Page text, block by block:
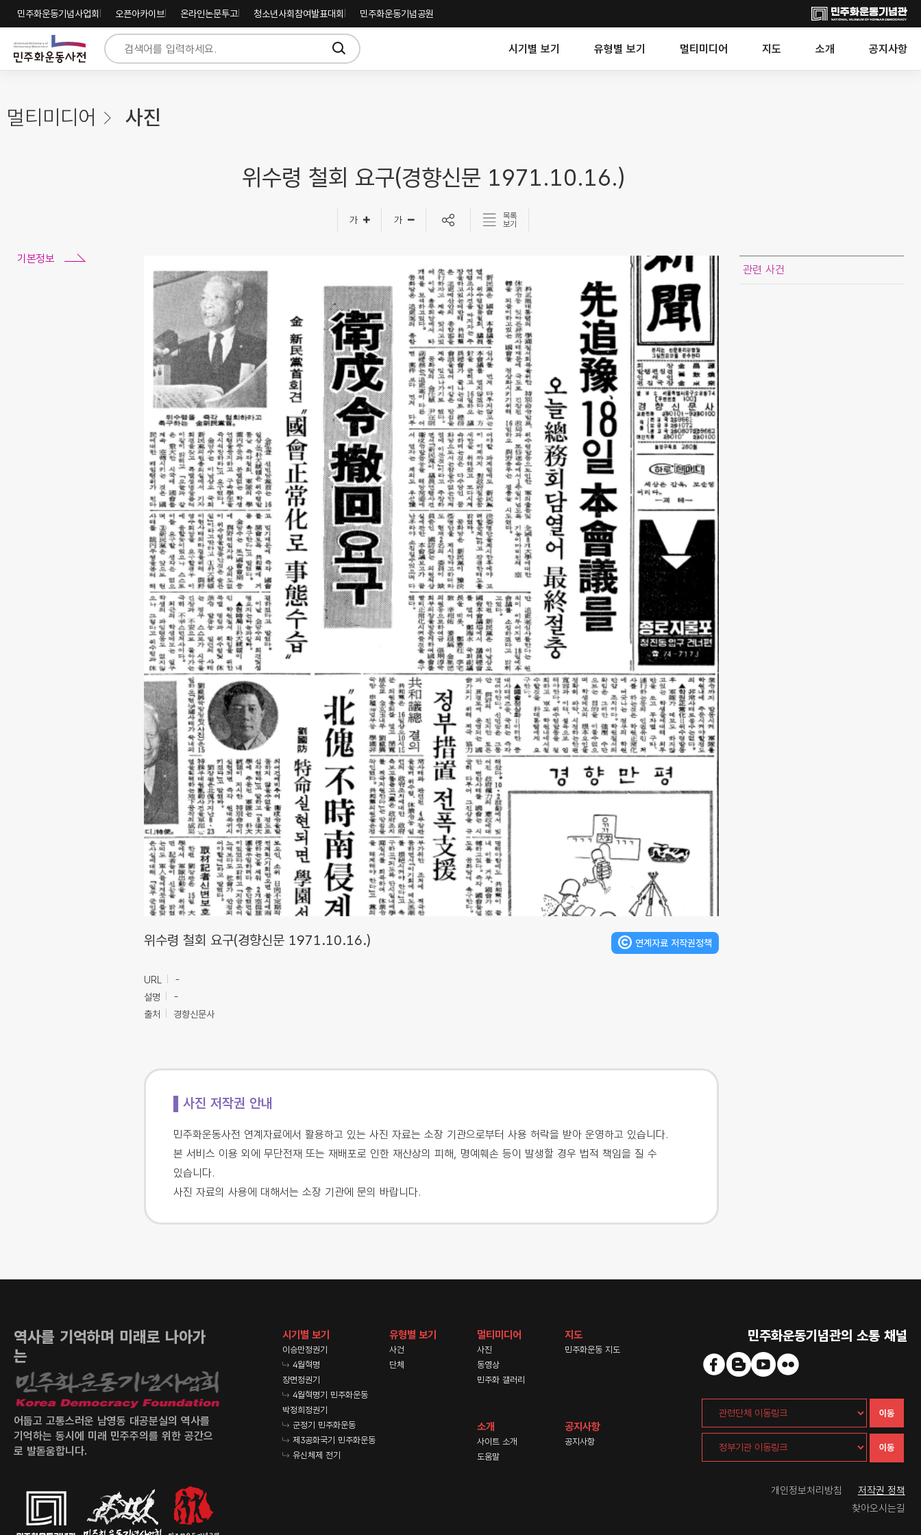
가
기
기
민주화운동기념사업회 오픈아카이브 온라인논문투고 청소년사회참여발표대회 민주화운동기념공원
시기별 보기 유형별 보기 멀티미디어 지도 소개 공지사항
멀티미디어 사진
위수령 철회 요구(경향신문 1971.10.16.)
목록
보기
기본정보
위수령 철회 요구(경향신문 1971.10.16.) 연계자료 저작권정책
URL
-
설명
-
출처
경향신문사
▌사진 저작권 안내
민주화운동사전 연계자료에서 활용하고 있는 사진 자료는 소장 기관으로부터 사용 허락을 받아 운영하고 있습니다.
본 서비스 이용 외에 무단전재 또는 재배포로 인한 재산상의 피해, 명예훼손 등이 발생할 경우 법적 책임을 질 수
있습니다.
사진 자료의 사용에 대해서는 소장 기관에 문의 바랍니다.
관련 사건
역사를 기억하며 미래로 나아가
는
어둡고 고통스러운 남영동 대공분실의 역사를
기억하는 동시에 미래 민주주의를 위한 공간으
로 발돋움합니다.
시기별 보기
이승만정권기
4월혁명
장면정권기
4월혁명기 민주화운동
박정희정권기
군정기 민주화운동
제3공화국기 민주화운동
유신체제 전기
유형별 보기
사건
단체
멀티미디어
사진
동영상
민주화 갤러리
소개
사이트 소개
도움말
지도
민주화운동 지도
공지사항
공지사항
민주화운동기념관의 소통 채널
이동
이동
개인정보처리방침
저작권 정책
찾아오시는길